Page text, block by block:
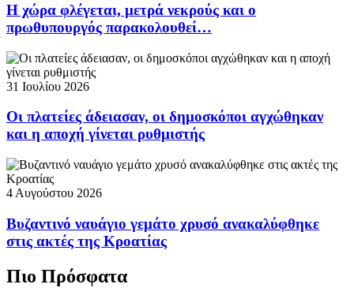
Η χώρα φλέγεται, μετρά νεκρούς και ο
πρωθυπουργός παρακολουθεί…
31 Ιουλίου 2026
Οι πλατείες άδειασαν, οι δημοσκόποι αγχώθηκαν
και η αποχή γίνεται ρυθμιστής
4 Αυγούστου 2026
Βυζαντινό ναυάγιο γεμάτο χρυσό ανακαλύφθηκε
στις ακτές της Κροατίας
Πιο Πρόσφατα